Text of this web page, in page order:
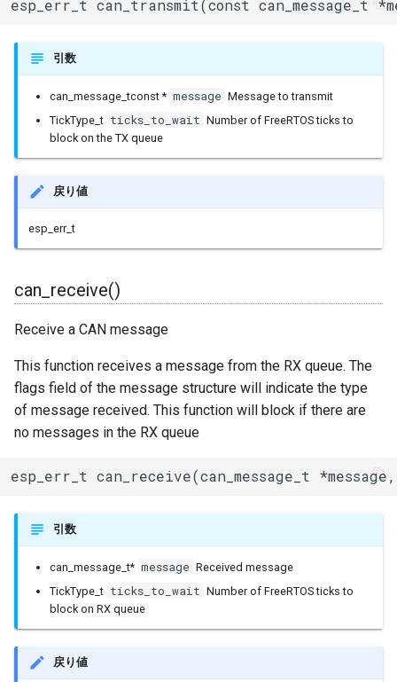
ETHClass
EspClass
HTTPClient
HardwareSerial
IPv6Address
MDNSResponder
esp_err_t can_transmit(const can_message_t
引数
can_message_tconst * message Message to transmit
TickType_t ticks_to_wait Number of FreeRTOS ticks to
block on the TX queue
戻り値
esp_err_t
can_receive()
Receive a CAN message
This function receives a message from the RX queue. The
flags field of the message structure will indicate the type
of message received. This function will block if there are
no messages in the RX queue
esp_err_t can_receive(can_message_t
引数
can_message_t* message Received message
TickType_t ticks_to_wait Number of FreeRTOS ticks to
block on RX queue
戻り値